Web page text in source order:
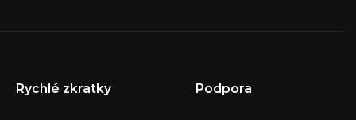
Rychlé zkratky Podpora